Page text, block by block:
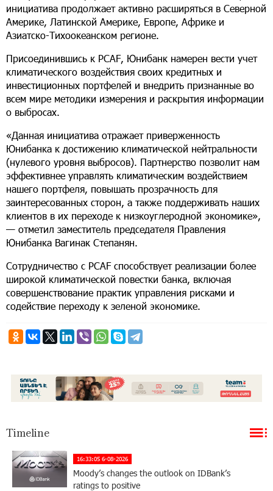
инициатива продолжает активно расширяться в Северной
Америке, Латинской Америке, Европе, Африке и
Азиатско-Тихоокеанском регионе.
Присоединившись к PCAF, Юнибанк намерен вести учет
климатического воздействия своих кредитных и
инвестиционных портфелей и внедрить признанные во
всем мире методики измерения и раскрытия информации
о выбросах.
«Данная инициатива отражает приверженность
Юнибанка к достижению климатической нейтральности
(нулевого уровня выбросов). Партнерство позволит нам
эффективнее управлять климатическим воздействием
нашего портфеля, повышать прозрачность для
заинтересованных сторон, а также поддерживать наших
клиентов в их переходе к низкоуглеродной экономике»,
— отметил заместитель председателя Правления
Юнибанка Вагинак Степанян.
Сотрудничество с PCAFспособствует реализации более
широкой климатической повестки банка, включая
совершенствование практик управления рисками и
содействие переходу к зеленой экономике.
Timeline
16:33:05 6-08-2026
Moody’s changes the outlook on IDBank’s
ratings to positive